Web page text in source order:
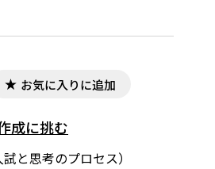
お気に入りに追加
成に挑む
と思考のプロセス）